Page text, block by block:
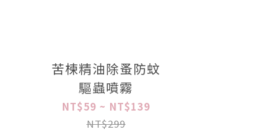
苦楝精油除蚤防蚊
驅蟲噴霧
NT$59 ~ NT$139
NT$299